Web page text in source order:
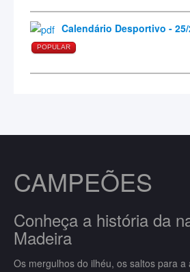
Calendário Desportivo - 25/
POPULAR
CAMPEÕES
Conheça a história da
Madeira
Os mergulhos do ilhéu, os saltos para